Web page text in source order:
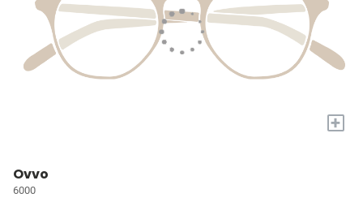
+
Ovvo
6000